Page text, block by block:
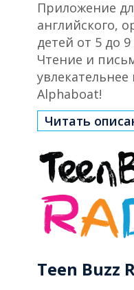
Приложение
английского,
детей от 5 до 9
Чтение и
Alphaboat!
Читать
Teen Buzz